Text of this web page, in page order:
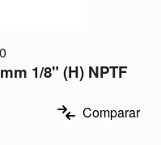
1/8" (H) NPTF
Comparar